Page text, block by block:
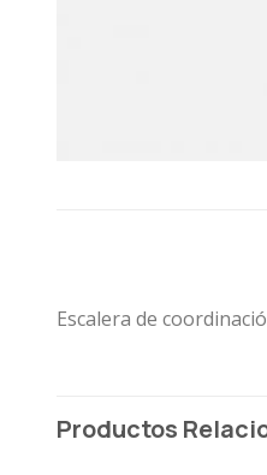
Escalera de
Productos